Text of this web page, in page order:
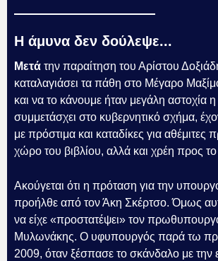
Η άμυνα δεν δούλεψε...
Μετά την παραίτηση του Αρίστου
καταλαγιάσει τα πάθη στο Μέγαρο
και να το κάνουμε ήταν μεγάλη αστοχία
συμμετάσχει στο κυβερνητικό σχήμα,
με πρόστιμα και καταδίκες για αθέμιτες
χώρο του βιβλίου, αλλά και χρέη προς
Ακούγεται ότι η πρόταση για την
προήλθε από τον Άκη Σκέρτσο. Όμως
να είχε «προστατέψει» τον
Μυλωνάκης. Ο υφυπουργός παρά τω
2009, όταν ξέσπασε το σκάνδαλο με την